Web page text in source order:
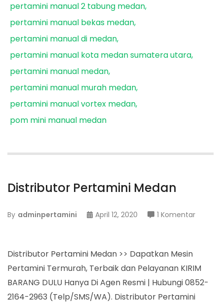
pertamini manual 2 tabung medan
pertamini manual bekas medan
pertamini manual di medan
pertamini manual kota medan sumatera utara
pertamini manual medan
pertamini manual murah medan
pertamini manual vortex medan
pom mini manual medan
Distributor Pertamini Medan
By adminpertamini April 12, 2020 1 Komentarpada
Distributor Pertamini Medan >> Dapatkan Mesin
Pertamini Termurah, Terbaik dan Pelayanan KIRIM
BARANG DULU Hanya Di Agen Resmi | Hubungi 0852-
2164-2963 (Telp/SMS/WA). Distributor Pertamini